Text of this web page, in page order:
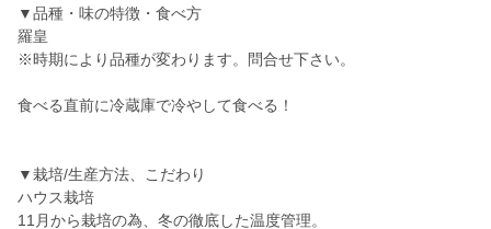
▼品種・味の特徴・食べ方
羅皇
※時期により品種が変わります。問合せ下さい。
食べる直前に冷蔵庫で冷やして食べる！
▼栽培/生産方法、こだわり
ハウス栽培
11月から栽培の為、冬の徹底した温度管理。